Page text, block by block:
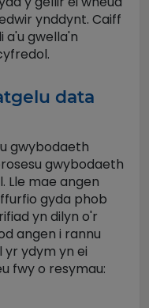
ynddynt. Caiff
a'u gwella'n
data
gwybodaeth
gwybodaeth
Lle mae angen
gyda phob
yn dilyn o'r
angen i rannu
ydym yn ei
fwy o resymau: